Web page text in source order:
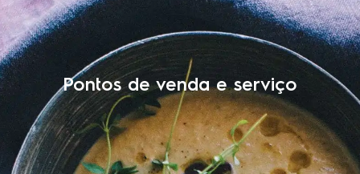
Pontos de venda e serviço